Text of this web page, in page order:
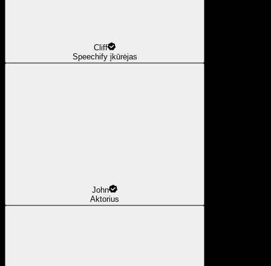
Cliff
Speechify įkūrėjas
John
Aktorius